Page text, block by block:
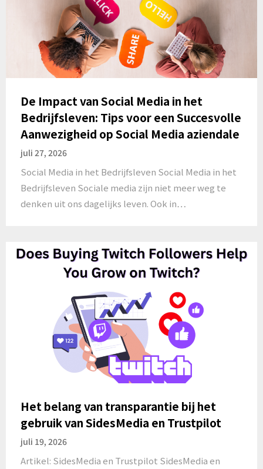
De Impact van Social Media in het
Bedrijfsleven: Tips voor een Succesvolle
Aanwezigheid op Social Media aziendale
juli 27, 2026
Social Media in het Bedrijfsleven Social Media in het
Bedrijfsleven Sociale media zijn niet meer weg te
denken uit ons dagelijks leven. Ook in…
Het belang van transparantie bij het
gebruik van SidesMedia en Trustpilot
juli 19, 2026
Artikel: SidesMedia en Trustpilot SidesMedia en